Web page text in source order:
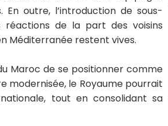
outre, l’introduction de sous-
de la part des voisins
Méditerranée restent vives.
Maroc de se positionner comme
modernisée, le Royaume pourrait
tout en consolidant sa